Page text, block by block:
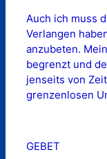
Auch ich muss
Verlangen
anzubeten.
begrenzt und
jenseits von
grenzenlosen
GEBET